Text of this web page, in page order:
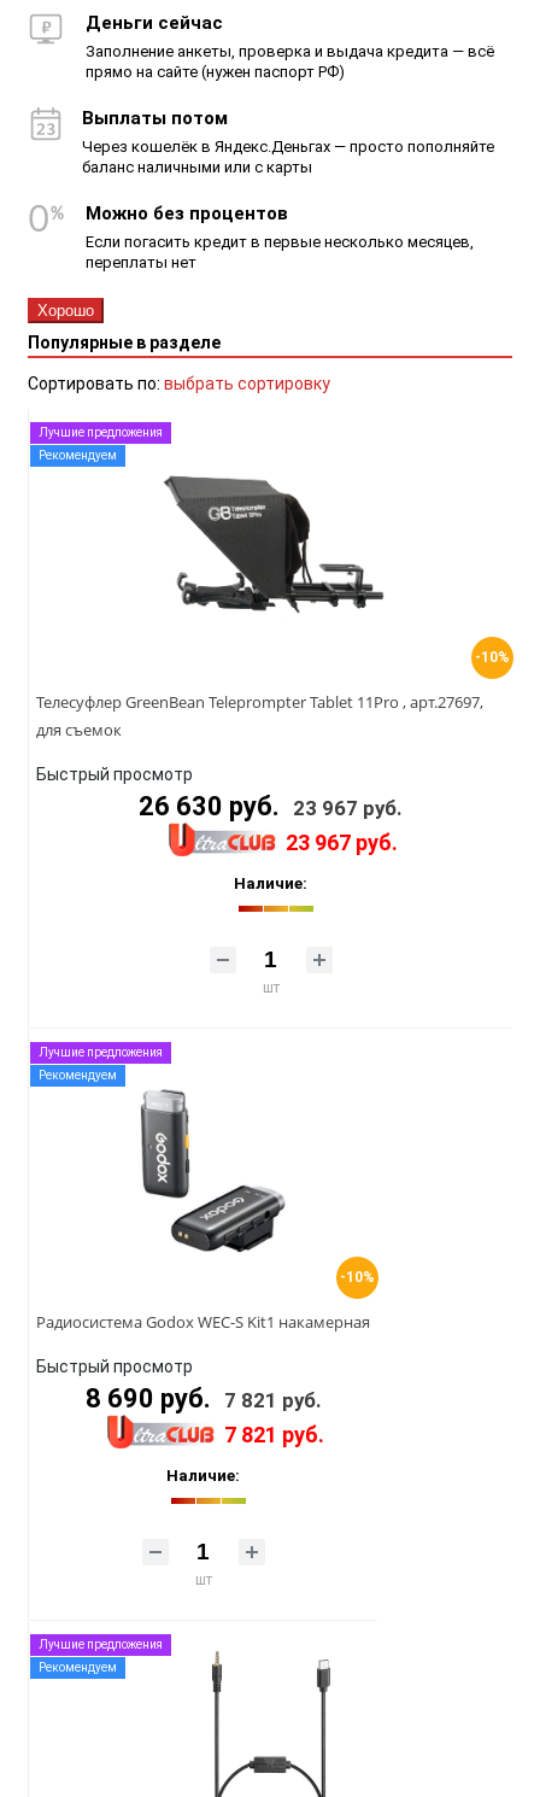
Деньги сейчас
Заполнение анкеты, проверка и выдача кредита — всё
прямо на сайте (нужен паспорт РФ)
Выплаты потом
Через кошелёк в Яндекс.Деньгах — просто пополняйте
баланс наличными или с карты
Можно без процентов
Если погасить кредит в первые несколько месяцев,
переплаты нет
Хорошо
Популярные в разделе
Сортировать по: выбрать сортировку
-10%
Лучшие предложения
Рекомендуем
Телесуфлер GreenBean Teleprompter Tablet 11Pro , арт.27697,
для съемок
Быстрый просмотр
26 630 руб. 23 967 руб.
23 967 руб.
Наличие:
шт
-10%
Лучшие предложения
Рекомендуем
Радиосистема Godox WEC-S Kit1 накамерная
Быстрый просмотр
8 690 руб. 7 821 руб.
7 821 руб.
Наличие:
шт
Лучшие предложения
Рекомендуем